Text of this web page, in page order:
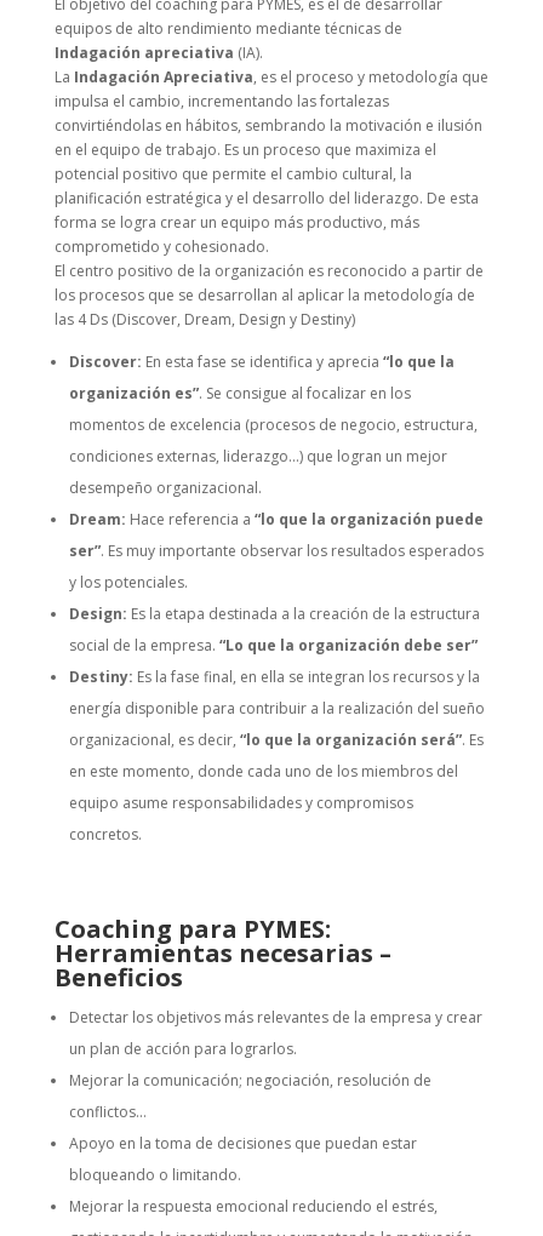
El objetivo del coaching para PYMES, es el de desarrollar
equipos de alto rendimiento mediante técnicas de
Indagación apreciativa (IA).
La Indagación Apreciativa, es el proceso y metodología que
impulsa el cambio, incrementando las fortalezas
convirtiéndolas en hábitos, sembrando la motivación e ilusión
en el equipo de trabajo. Es un proceso que maximiza el
potencial positivo que permite el cambio cultural, la
planificación estratégica y el desarrollo del liderazgo. De esta
forma se logra crear un equipo más productivo, más
comprometido y cohesionado.
El centro positivo de la organización es reconocido a partir de
los procesos que se desarrollan al aplicar la metodología de
las 4 Ds (Discover, Dream, Design y Destiny)
Discover: En esta fase se identifica y aprecia “lo que la
organización es”. Se consigue al focalizar en los
momentos de excelencia (procesos de negocio, estructura,
condiciones externas, liderazgo…) que logran un mejor
desempeño organizacional.
Dream: Hace referencia a “lo que la organización puede
ser”. Es muy importante observar los resultados esperados
y los potenciales.
Design: Es la etapa destinada a la creación de la estructura
social de la empresa. “Lo que la organización debe ser”
Destiny: Es la fase final, en ella se integran los recursos y la
energía disponible para contribuir a la realización del sueño
organizacional, es decir, “lo que la organización será”. Es
en este momento, donde cada uno de los miembros del
equipo asume responsabilidades y compromisos
concretos.
Coaching para PYMES:
Herramientas necesarias –
Beneficios
Detectar los objetivos más relevantes de la empresa y crear
un plan de acción para lograrlos.
Mejorar la comunicación; negociación, resolución de
conflictos…
Apoyo en la toma de decisiones que puedan estar
bloqueando o limitando.
Mejorar la respuesta emocional reduciendo el estrés,